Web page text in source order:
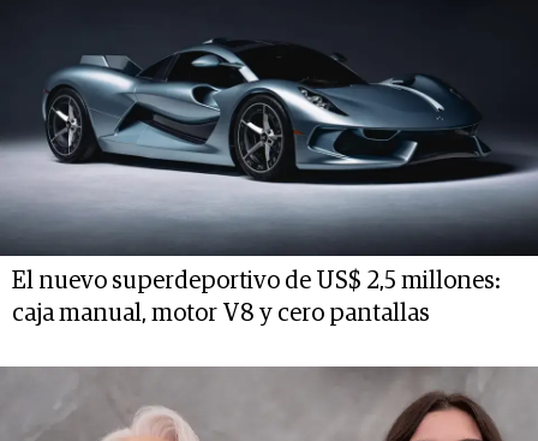
El nuevo superdeportivo de US$ 2,5 millones:
caja manual, motor V8 y cero pantallas